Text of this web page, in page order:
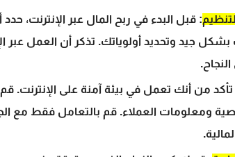
: قبل البدء في ربح المال عبر الإنترنت،
جيد وتحديد أولوياتك. تذكر أن العمل عبر
من أنك تعمل في بيئة آمنة على الإنترنت. قم
ومعلومات العملاء. قم بالتعامل فقط مع